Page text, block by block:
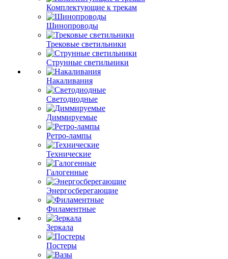
Комплектующие к трекам
Шинопроводы
Трековые светильники
Струнные светильники
Накаливания
Светодиодные
Диммируемые
Ретро-лампы
Технические
Галогенные
Энергосберегающие
Филаментные
Зеркала
Постеры